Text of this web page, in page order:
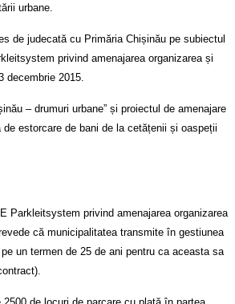
urbane.
de judecată cu Primăria Chișinău pe subiectul
privind amenajarea organizarea și
decembrie 2015.
– drumuri urbane” și proiectul de amenajare
estorcare de bani de la cetățenii și oaspeții
Parkleitsystem privind amenajarea organizarea
că municipalitatea transmite în gestiunea
un termen de 25 de ani pentru ca aceasta sa